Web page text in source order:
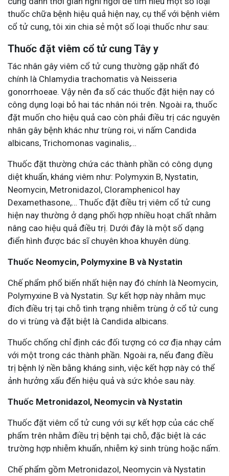
thuốc chữa bệnh hiệu quả hiện nay, cụ thể với bệnh viêm
cổ tử cung, tôi xin chia sẻ một số loại thuốc như sau:
Thuốc đặt viêm cổ tử cung Tây y
Tác nhân gây viêm cổ tử cung thường gặp nhất đó
chính là Chlamydia trachomatis và Neisseria
gonorrhoeae. Vậy nên đa số các thuốc đặt hiện nay có
công dụng loại bỏ hai tác nhân nói trên. Ngoài ra, thuốc
đặt muốn cho hiệu quả cao còn phải điều trị các nguyên
nhân gây bệnh khác như trùng roi, vi nấm Candida
albicans, Trichomonas vaginalis,…
Thuốc đặt thường chứa các thành phần có công dụng
diệt khuẩn, kháng viêm như: Polymyxin B, Nystatin,
Neomycin, Metronidazol, Cloramphenicol hay
Dexamethasone,… Thuốc đặt điều trị viêm cổ tử cung
hiện nay thường ở dạng phối hợp nhiều hoạt chất nhằm
nâng cao hiệu quả điều trị. Dưới đây là một số dạng
điển hình được bác sĩ chuyên khoa khuyên dùng.
Thuốc Neomycin, Polymyxine B và Nystatin
Chế phẩm phổ biến nhất hiện nay đó chính là Neomycin,
Polymyxine B và Nystatin. Sự kết hợp này nhằm mục
đích điều trị tại chỗ tình trạng nhiễm trùng ở cổ tử cung
do vi trùng và đặt biệt là Candida albicans.
Thuốc chống chỉ định các đối tượng có cơ địa nhạy cảm
với một trong các thành phần. Ngoài ra, nếu đang điều
trị bệnh lý nền bằng kháng sinh, việc kết hợp này có thể
ảnh hưởng xấu đến hiệu quả và sức khỏe sau này.
Thuốc Metronidazol, Neomycin và Nystatin
Thuốc đặt viêm cổ tử cung với sự kết hợp của các chế
phẩm trên nhằm điều trị bệnh tại chỗ, đặc biệt là các
trường hợp nhiễm khuẩn, nhiễm ký sinh trùng hoặc nấm.
Chế phẩm gồm Metronidazol, Neomycin và Nystatin